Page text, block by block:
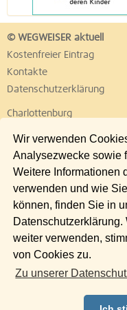
Wir verwenden
Analysezwecke sowie
Weitere Informationen
verwenden und wie
können, finden Sie in
weiter verwenden,
von Cookies zu.
Zu unserer
© WEGWEISER aktuell
Kostenfreier Eintrag
Kontakte
Datenschutzerklärung
Charlottenburg
Lichtenberg
Pankow
Reinickendorf
Spandau
Tempelhof
Treptow